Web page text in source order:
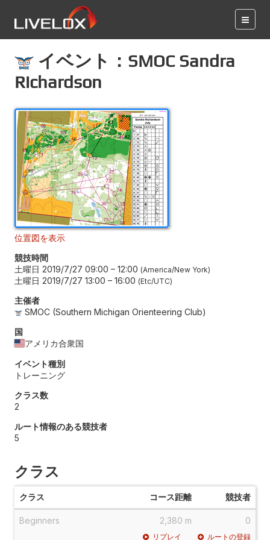
イベント：SMOC Sandra
Richardson
位置図を表示
競技時間
土曜日 2019/7/27 09:00 – 12:00 America/New York
土曜日 2019/7/27 13:00 – 16:00 Etc/UTC
主催者
SMOC (Southern Michigan Orienteering Club)
国
アメリカ合衆国
イベント種別
トレーニング
クラス数
2
ルート情報のある競技者
5
クラス
クラス コース距離 競技者
Beginners 2,380 m 0
リプレイ ルートの登録